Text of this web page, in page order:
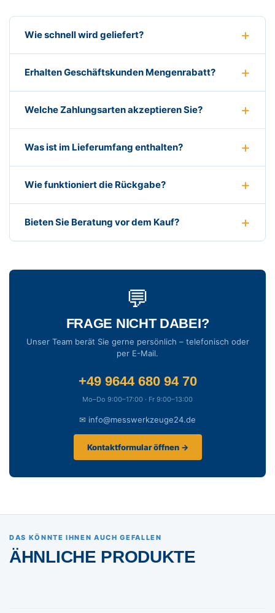
Wie schnell wird geliefert?
Erhalten Geschäftskunden Mengenrabatt?
Welche Zahlungsarten akzeptieren Sie?
Was ist im Lieferumfang enthalten?
Wie funktioniert die Rückgabe?
Bieten Sie Beratung vor dem Kauf?
💬
FRAGE NICHT DABEI?
Unser Team berät Sie gerne persönlich – telefonisch oder
per E-Mail.
+49 9644 680 94 70
Mo–Do 9:00–17:00 · Fr 9:00–13:00
✉ info@messwerkzeuge24.de
Kontaktformular öffnen →
DAS KÖNNTE IHNEN AUCH GEFALLEN
ÄHNLICHE PRODUKTE